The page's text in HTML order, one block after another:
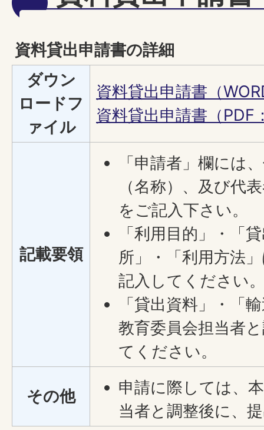
資料貸出申請書の詳細
ダウン
ロードフ
ァイル
資料貸出申請書（
資料貸出申請書（PDF
記載要領
「申請者」欄には
（名称）、及び代
をご記入下さい。
「利用目的」・「
所」・「利用方法
記入してください
「貸出資料」・「
教育委員会担当者
てください。
その他
申請に際しては、
当者と調整後に、